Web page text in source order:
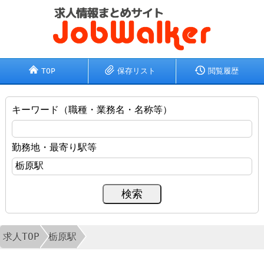
TOP 保存リスト 閲覧履歴
キーワード（職種・業務名・名称等）
勤務地・最寄り駅等
求人TOP 栃原駅